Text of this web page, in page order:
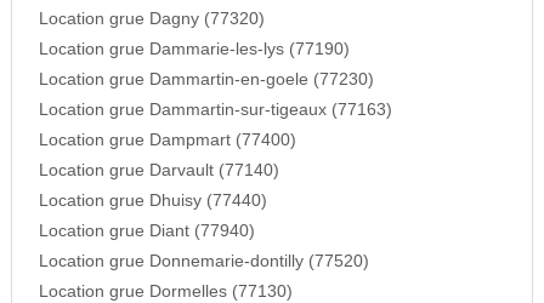
Location grue Dagny (77320)
Location grue Dammarie-les-lys (77190)
Location grue Dammartin-en-goele (77230)
Location grue Dammartin-sur-tigeaux (77163)
Location grue Dampmart (77400)
Location grue Darvault (77140)
Location grue Dhuisy (77440)
Location grue Diant (77940)
Location grue Donnemarie-dontilly (77520)
Location grue Dormelles (77130)